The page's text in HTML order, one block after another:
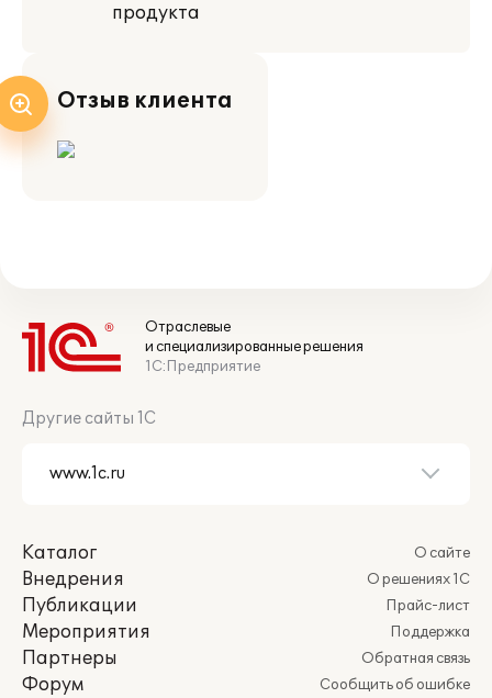
продукта
Отзыв клиента
Отраслевые
и специализированные решения
1С:Предприятие
Другие сайты 1С
Каталог
Внедрения
Публикации
Мероприятия
Партнеры
Форум
О сайте
О решениях 1С
Прайс-лист
Поддержка
Обратная связь
Сообщить об ошибке